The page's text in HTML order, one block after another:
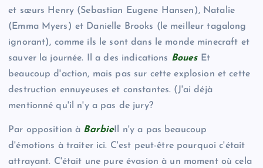
et sœurs Henry (Sebastian Eugene Hansen), Natalie
(Emma Myers) et Danielle Brooks (le meilleur tagalong
ignorant), comme ils le sont dans le monde minecraft et
sauver la journée. Il a des indications Boues Et
beaucoup d'action, mais pas sur cette explosion et cette
destruction ennuyeuses et constantes. (J'ai déjà
mentionné qu'il n'y a pas de jury?
Par opposition à BarbieIl n'y a pas beaucoup
d'émotions à traiter ici. C'est peut-être pourquoi c'était
attrayant. C'était une pure évasion à un moment où cela